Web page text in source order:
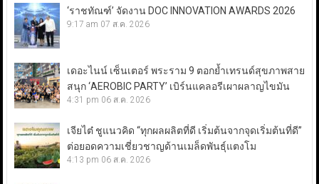
‘ราชทัณฑ์’ จัดงาน DOC INNOVATION AWARDS 2026
9:17 am 07 ส.ค. 2026
เดอะไนน์ เซ็นเตอร์ พระราม 9 ตอกย้ำเทรนด์สุขภาพสาย
สนุก ‘AEROBIC PARTY’ เบิร์นแคลอรีเผาผลาญไขมัน
4:31 pm 06 ส.ค. 2026
เจียไต๋ ชูแนวคิด “ทุกผลผลิตที่ดี เริ่มต้นจากจุดเริ่มต้นที่ดี”
ต่อยอดความเชี่ยวชาญด้านเมล็ดพันธุ์แตงโม
4:13 pm 06 ส.ค. 2026